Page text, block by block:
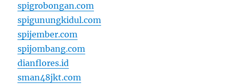
spigrobongan.com
spigunungkidul.com
spijember.com
spijombang.com
dianflores.id
sman48jkt.com